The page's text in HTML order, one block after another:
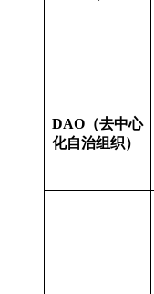
DAO（去中心
化自治组织）